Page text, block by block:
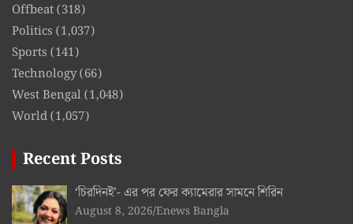
Offbeat(318)
Politics (1,037)
Sports (141)
Technology(66)
West Bengal(1,048)
World(1,057)
Recent Posts
‘চিরদিনই’- এর পর ফের ক্যামেরার সামনে শিরিন
August 8, 2026 Enews Bangla